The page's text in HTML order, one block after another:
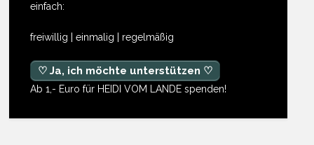
einfach:
freiwillig | einmalig | regelmäßig
♡ Ja, ich möchte unterstützen ♡
Ab 1,- Euro für HEIDI VOM LANDE spenden!